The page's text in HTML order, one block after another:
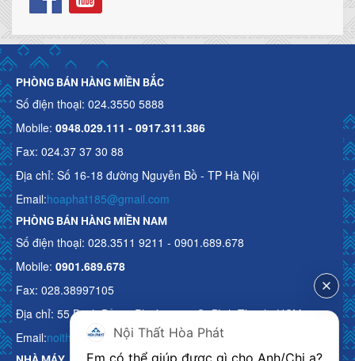
PHÒNG BÁN HÀNG MIỀN BẮC
Số điện thoại: 024.3550 5888
Mobile: 0948.029.111 - 0917.311.386
Fax: 024.37 37 30 88
Địa chỉ: Số 16-18 đường Nguyễn Bồ - TP Hà Nội
Email:hoaphat185@gmail.com
PHÒNG BÁN HÀNG MIỀN NAM
Số điện thoại: 028.3511 9211 - 0901.689.678
Mobile: 0901.689.678
Fax: 028.38997105
Địa chỉ: 55 Bạch Đằng, Phường 15, Q. Bình Thạnh, HCM
Email:noithathoaphattot@gmail.com
Nội Thất Hòa Phát